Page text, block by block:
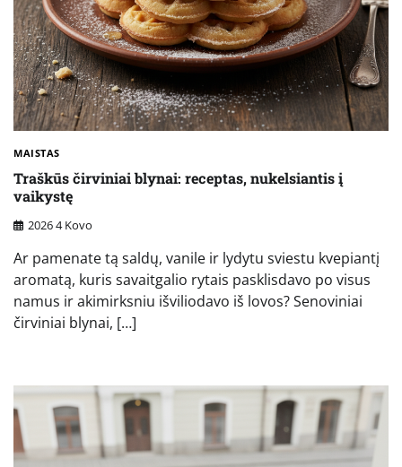
MAISTAS
Traškūs čirviniai blynai: receptas, nukelsiantis į
vaikystę
2026 4 Kovo
Ar pamenate tą saldų, vanile ir lydytu sviestu kvepiantį
aromatą, kuris savaitgalio rytais pasklisdavo po visus
namus ir akimirksniu išviliodavo iš lovos? Senoviniai
čirviniai blynai, […]